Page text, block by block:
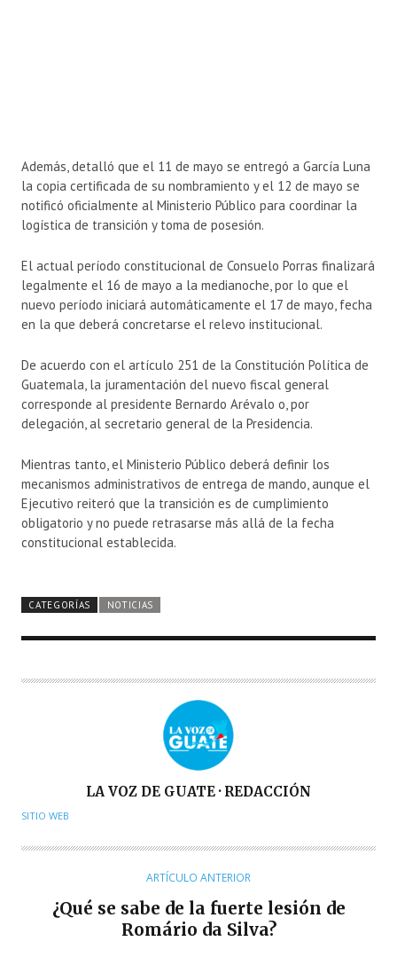
Además, detalló que el 11 de mayo se entregó a García Luna
la copia certificada de su nombramiento y el 12 de mayo se
notificó oficialmente al Ministerio Público para coordinar la
logística de transición y toma de posesión.
El actual período constitucional de Consuelo Porras finalizará
legalmente el 16 de mayo a la medianoche, por lo que el
nuevo período iniciará automáticamente el 17 de mayo, fecha
en la que deberá concretarse el relevo institucional.
De acuerdo con el artículo 251 de la Constitución Política de
Guatemala, la juramentación del nuevo fiscal general
corresponde al presidente Bernardo Arévalo o, por
delegación, al secretario general de la Presidencia.
Mientras tanto, el Ministerio Público deberá definir los
mecanismos administrativos de entrega de mando, aunque el
Ejecutivo reiteró que la transición es de cumplimiento
obligatorio y no puede retrasarse más allá de la fecha
constitucional establecida.
CATEGORÍAS NOTICIAS
U
O
LA VOZ DE GUATE · REDACCIÓN
SITIO WEB
ARTÍCULO ANTERIOR
¿Qué se sabe de la fuerte lesión de
Romário da Silva?